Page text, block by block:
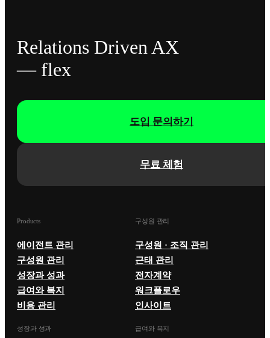
Relations Driven AX
— flex
무료 체험
도입 문의하기
Products
에이전트 관리
구성원 관리
성장과 성과
급여와 복지
비용 관리
구성원 관리
구성원 · 조직 관리
근태 관리
전자계약
워크플로우
인사이트
성장과 성과 급여와 복지